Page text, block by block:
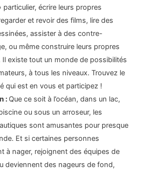
particulier, écrire leurs propres
et revoir des films, lire des
assister à des contre-
ou même construire leurs propres
existe tout un monde de possibilités
à tous les niveaux. Trouvez le
qui est en vous et participez !
: Que ce soit à l’océan, dans un lac,
ou sous un arroseur, les
sont amusantes pour presque
Et si certaines personnes
à nager, rejoignent des équipes de
deviennent des nageurs de fond,